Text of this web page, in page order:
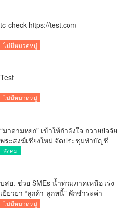
tc-check-https://test.com
ไม่มีหมวดหมู่
Test
ไม่มีหมวดหมู่
“มาดามหยก” เข้าให้กำลังใจ ถวายปัจจัย
พระสงฆ์เชียงใหม่ จัดประชุมทำบัญชี
รายรับรายจ่ายของวัด กว่า 300 รูป ที่วัด
สังคม
บสย. ช่วย SMEs น้ำท่วมภาคเหนือ เร่ง
เยียวยา “ลูกค้า-ลูกหนี้” พักชำระค่า
ธรรมเนียม-ค่างวด
ไม่มีหมวดหมู่